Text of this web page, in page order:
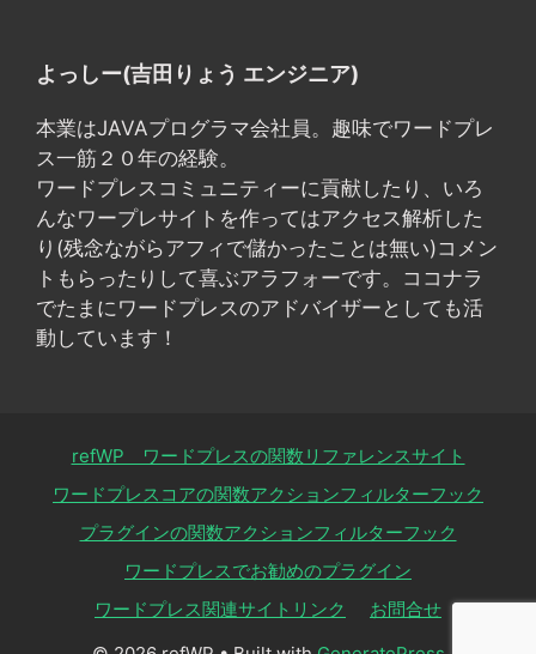
よっしー(吉田りょう エンジニア)
本業はJAVAプログラマ会社員。趣味でワードプレ
ス一筋２０年の経験。
ワードプレスコミュニティーに貢献したり、いろ
んなワープレサイトを作ってはアクセス解析した
り(残念ながらアフィで儲かったことは無い)コメン
トもらったりして喜ぶアラフォーです。ココナラ
でたまにワードプレスのアドバイザーとしても活
動しています！
refWP ワードプレスの関数リファレンスサイト
ワードプレスコアの関数アクションフィルターフック
プラグインの関数アクションフィルターフック
ワードプレスでお勧めのプラグイン
ワードプレス関連サイトリンク
お問合せ